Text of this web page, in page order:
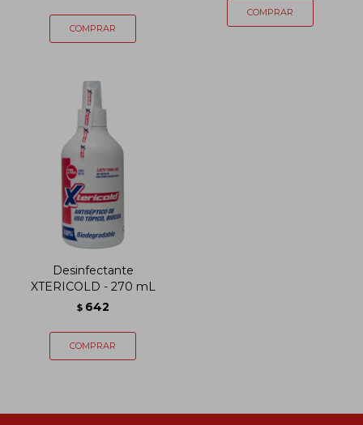
Desinfectante
XTERICOLD - 270 mL
$ 642